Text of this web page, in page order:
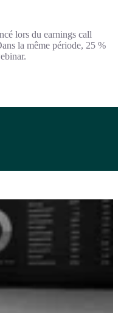
lors du earnings call
la même période, 25 %